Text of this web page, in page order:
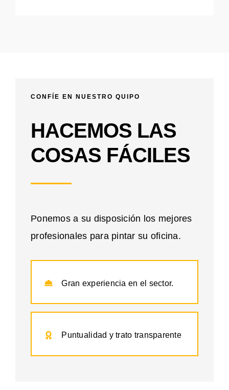
CONFÍE EN NUESTRO QUIPO
HACEMOS LAS
COSAS FÁCILES
Ponemos a su disposición los mejores
profesionales para pintar su oficina.
Gran experiencia en el sector.
Puntualidad y trato transparente